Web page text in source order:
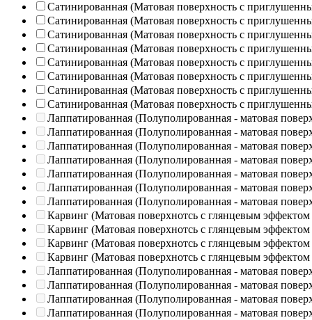
Сатинированная (Матовая поверхность с
Сатинированная (Матовая поверхность с
Сатинированная (Матовая поверхность с
Сатинированная (Матовая поверхность с
Сатинированная (Матовая поверхность с
Сатинированная (Матовая поверхность с
Сатинированная (Матовая поверхность с
Сатинированная (Матовая поверхность с
Лаппатированная (Полуполированная - матовая
Лаппатированная (Полуполированная - матовая
Лаппатированная (Полуполированная - матовая
Лаппатированная (Полуполированная - матовая
Лаппатированная (Полуполированная - матовая
Лаппатированная (Полуполированная - матовая
Лаппатированная (Полуполированная - матовая
Карвинг (Матовая поверхнотсь с глянцевым эффектом
Карвинг (Матовая поверхнотсь с глянцевым эффектом
Карвинг (Матовая поверхнотсь с глянцевым эффектом
Карвинг (Матовая поверхнотсь с глянцевым эффектом
Лаппатированная (Полуполированная - матовая
Лаппатированная (Полуполированная - матовая
Лаппатированная (Полуполированная - матовая
Лаппатированная (Полуполированная - матовая